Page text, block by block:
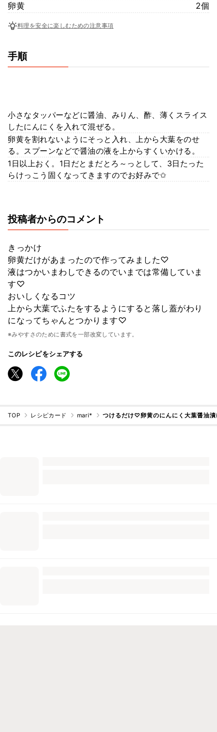
卵黄
2個
料理を安全に楽しむための注意事項
手順
小さなタッパーなどに醤油、みりん、酢、薄くスライス
したにんにくを入れて混ぜる。
卵黄を割れないようにそっと入れ、上から大葉をのせ
る。スプーンなどで醤油の液を上からすくいかける。
1日以上おく。1日だとまだとろ～っとして、3日たった
らけっこう固くなってきますのでお好みで✩
投稿者からのコメント
きっかけ
卵黄だけがあまったので作ってみました♡
液はつかいまわしできるのでいまでは常備していま
す♡
おいしくなるコツ
上から大葉でふたをするようにすると落し蓋がわり
になってちゃんとつかります♡
※みやすさのために書式を一部改変しています。
このレシピをシェアする
TOP レシピカード mari* つけるだけ♡卵黄のにんにく大葉醤油